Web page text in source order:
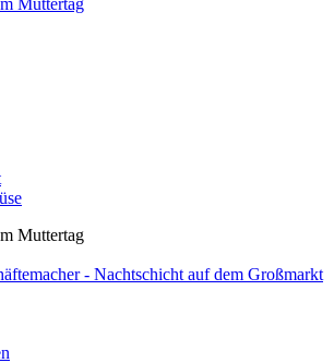
Muttertag
- Nachtschicht auf dem Großmarkt